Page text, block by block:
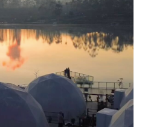
kota Lembang Bandung.
Sebagai salah satu
Lembang memberikan banyak
untuk berkegiatan
rekreasi, outbound
outbound challange, outbound
urban tersedia di kota